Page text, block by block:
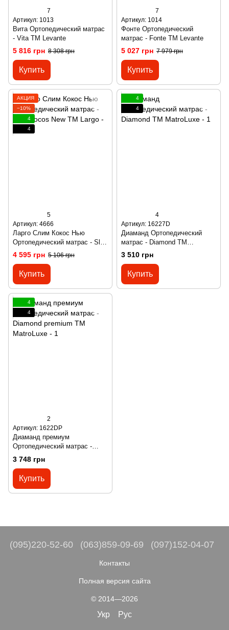
7
Артикул: 1013
Вита Ортопедический матрас
- Vita ТМ Levante
5 816 грн 8 308 грн
Купить
7
Артикул: 1014
Фонте Ортопедический
матрас - Fonte ТМ Levante
5 027 грн 7 979 грн
Купить
АКЦИЯ
−10%
4
4
5
Артикул: 4666
Ларго Слим Кокос Нью
Ортопедический матраc - Slim
Cocos New ТМ Largo
4 595 грн 5 106 грн
Купить
4
4
4
Артикул: 16227D
Диаманд Ортопедический
матрас - Diamond ТМ
MatroLuxе
3 510 грн
Купить
4
4
2
Артикул: 1622DP
Диаманд премиум
Ортопедический матрас -
Diamond premium ТМ
MatroLuxе
3 748 грн
Купить
(095)220-52-60 (063)859-09-69 (097)152-04-07
Контакты
Полная версия сайта
© 2014—2026
Укр Рус